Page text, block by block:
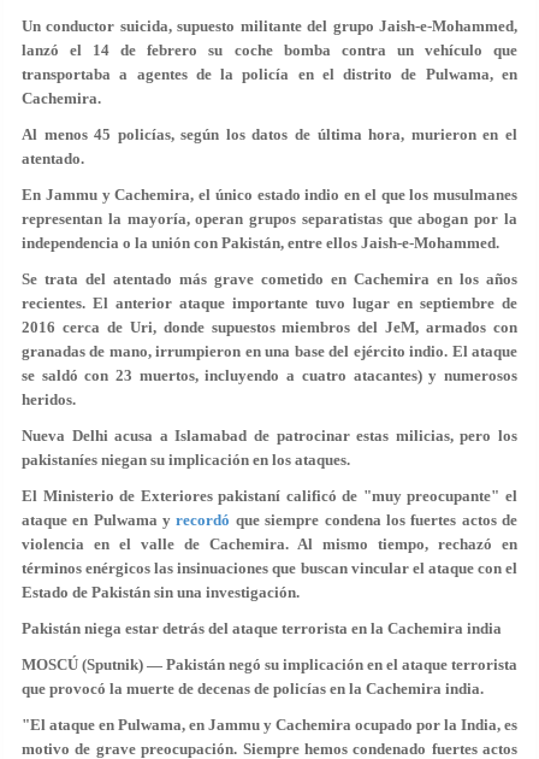
Un conductor suicida, supuesto militante del grupo Jaish-e-Mohammed,
lanzó el 14 de febrero su coche bomba contra un vehículo que
transportaba a agentes de la policía en el distrito de Pulwama, en
Cachemira.
Al menos 45 policías, según los datos de última hora, murieron en el
atentado.
En Jammu y Cachemira, el único estado indio en el que los musulmanes
representan la mayoría, operan grupos separatistas que abogan por la
independencia o la unión con Pakistán, entre ellos Jaish-e-Mohammed.
Se trata del atentado más grave cometido en Cachemira en los años
recientes. El anterior ataque importante tuvo lugar en septiembre de
2016 cerca de Uri, donde supuestos miembros del JeM, armados con
granadas de mano, irrumpieron en una base del ejército indio. El ataque
se saldó con 23 muertos, incluyendo a cuatro atacantes) y numerosos
heridos.
Nueva Delhi acusa a Islamabad de patrocinar estas milicias, pero los
pakistaníes niegan su implicación en los ataques.
El Ministerio de Exteriores pakistaní calificó de "muy preocupante" el
ataque en Pulwama yrecordó que siempre condena los fuertes actos de
violencia en el valle de Cachemira. Al mismo tiempo, rechazó en
términos enérgicos las insinuaciones que buscan vincular el ataque con el
Estado de Pakistán sin una investigación.
Pakistán niega estar detrás del ataque terrorista en la Cachemira india
MOSCÚ (Sputnik) — Pakistán negó su implicación en el ataque terrorista
que provocó la muerte de decenas de policías en la Cachemira india.
"El ataque en Pulwama, en Jammu y Cachemira ocupado por la India, es
motivo de grave preocupación. Siempre hemos condenado fuertes actos